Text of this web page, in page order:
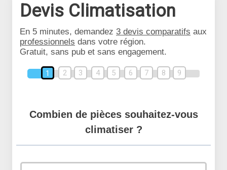
Devis Climatisation
En 5 minutes, demandez 3 devis comparatifs aux
professionnels dans votre région.
Gratuit, sans pub et sans engagement.
1 2 3 4 5 6 7 8 9
Combien de pièces souhaitez-vous
climatiser ?